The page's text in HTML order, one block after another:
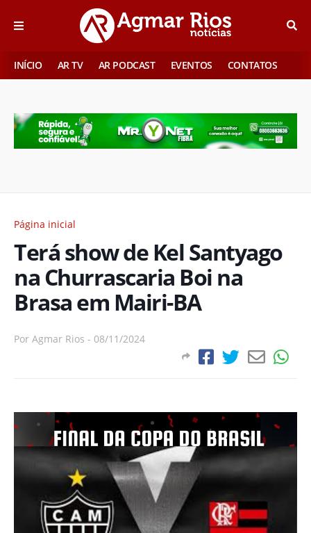
INÍCIO AR TV AR PODCAST EVENTOS CONTATOS
Página inicial
Terá show de Kel Santyago
na Churrascaria Boi na
Brasa em Mairi-BA
Por Agmar Rios - 08/11/2024